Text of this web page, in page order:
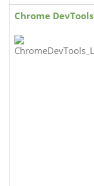
Chrome DevTools